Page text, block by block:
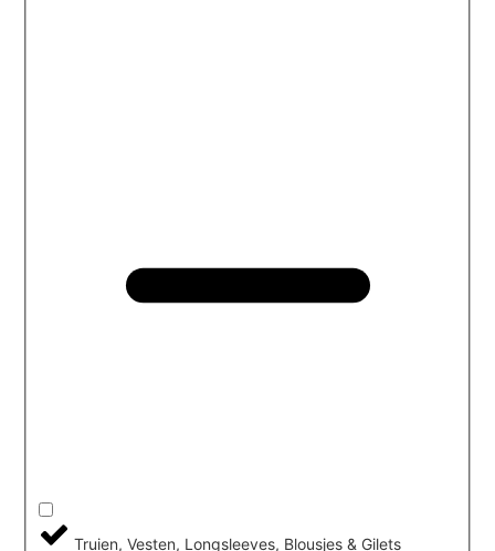
Truien, Vesten, Longsleeves, Blousjes & Gilets